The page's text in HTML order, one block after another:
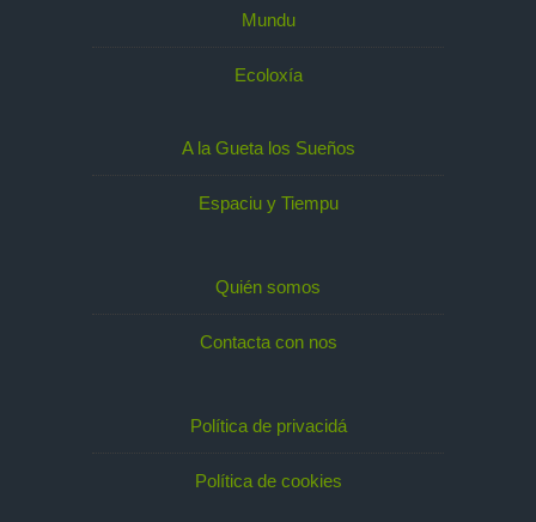
Mundu
Ecoloxía
A la Gueta los Sueños
Espaciu y Tiempu
Quién somos
Contacta con nos
Política de privacidá
Política de cookies